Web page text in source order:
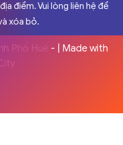
điểm. Vui lòng liên hệ để
xóa bỏ.
Phố Huế- | Made with